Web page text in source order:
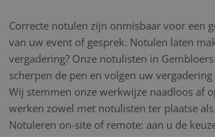
Correcte notulen zijn onmisbaar voor een
van uw event of gesprek. Notulen laten
vergadering? Onze notulisten in
scherpen de pen en volgen uw
Wij stemmen onze werkwijze naadloos af
werken zowel met notulisten ter plaatse
Notuleren on-site of remote: aan u de